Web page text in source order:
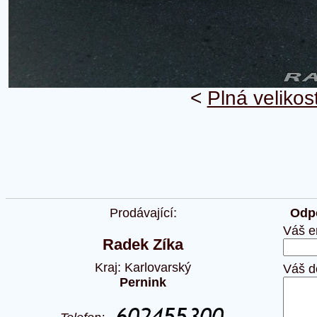
< Plná
Prodávající:
Radek Zíka
Kraj: Karlovarský
Pernink
Váš
Váš